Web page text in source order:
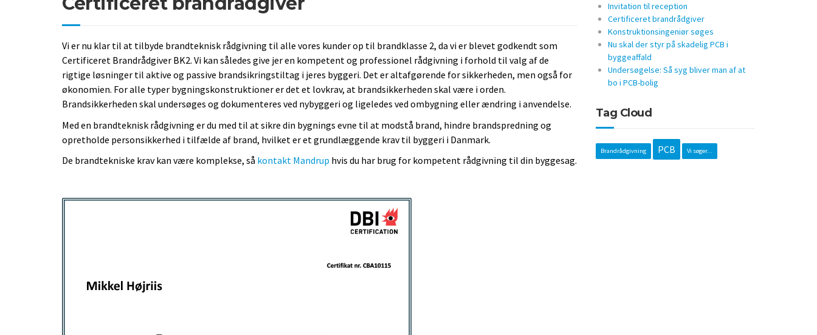
Vi er nu klar til at tilbyde brandteknisk rådgivning til alle vores kunder op til brandklasse 2, da vi er blevet godkendt som
Certificeret Brandrådgiver BK2. Vi kan således give jer en kompetent og professionel rådgivning i forhold til valg af de
rigtige løsninger til aktive og passive brandsikringstiltag i jeres byggeri. Det er altafgørende for sikkerheden, men også for
økonomien. For alle typer bygningskonstruktioner er det et lovkrav, at brandsikkerheden skal være i orden.
Brandsikkerheden skal undersøges og dokumenteres ved nybyggeri og ligeledes ved ombygning eller ændring i anvendelse.
Med en brandteknisk rådgivning er du med til at sikre din bygnings evne til at modstå brand, hindre brandspredning og
opretholde personsikkerhed i tilfælde af brand, hvilket er et grundlæggende krav til byggeri i Danmark.
De brandtekniske krav kan være komplekse, så kontakt Mandrup hvis du har brug for kompetent rådgivning til din byggesag.
Invitation til reception
Certificeret brandrådgiver
Konstruktionsingeniør søges
Nu skal der styr på skadelig PCB i
byggeaffald
Undersøgelse: Så syg bliver man af at
bo i PCB-bolig
Tag Cloud
Brandrådgivning PCB Vi søger...